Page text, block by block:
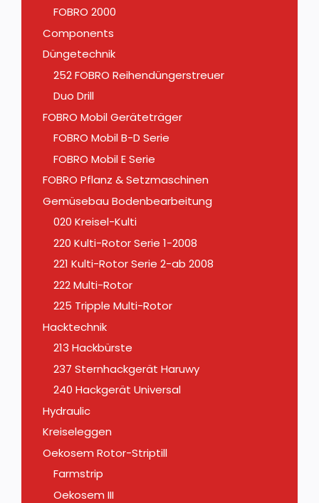
FOBRO 2000
Components
Düngetechnik
252 FOBRO Reihendüngerstreuer
Duo Drill
FOBRO Mobil Geräteträger
FOBRO Mobil B-D Serie
FOBRO Mobil E Serie
FOBRO Pflanz & Setzmaschinen
Gemüsebau Bodenbearbeitung
020 Kreisel-Kulti
220 Kulti-Rotor Serie 1-2008
221 Kulti-Rotor Serie 2-ab 2008
222 Multi-Rotor
225 Tripple Multi-Rotor
Hacktechnik
213 Hackbürste
237 Sternhackgerät Haruwy
240 Hackgerät Universal
Hydraulic
Kreiseleggen
Oekosem Rotor-Striptill
Farmstrip
Oekosem III